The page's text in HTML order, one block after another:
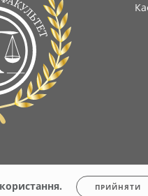
копіювання заборонено.Політика
ПРИЙНЯТИ